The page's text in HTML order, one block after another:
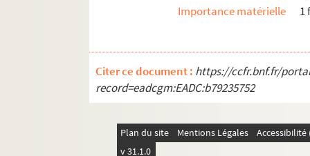
Importance matérielle
1
Citer ce document : https://ccfr.bnf.fr/
record=eadcgm:EADC:b79235752
Plan du site Mentions Légales
v 31.1.0